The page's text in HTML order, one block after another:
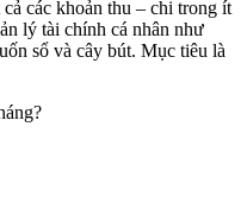
các khoản thu – chi trong ít
lý tài chính cá nhân như
sổ và cây bút. Mục tiêu là